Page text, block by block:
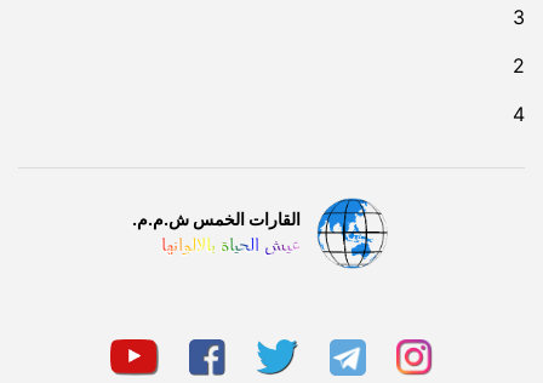
3
2
4
القارات الخمس ش.م.م.
عيش الحياة بالالوانها